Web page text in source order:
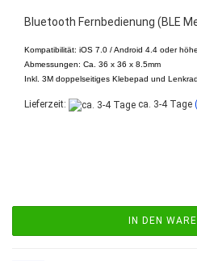
Bluetooth Fernbedienung (BLE
Kompatibilität: iOS 7.0 / Android 4.4 oder
Abmessungen: Ca. 36 x 36 x 8.5mm
Inkl. 3M doppelseitiges Klebepad und
Lieferzeit: ca. 3-4 Tage
IN DEN